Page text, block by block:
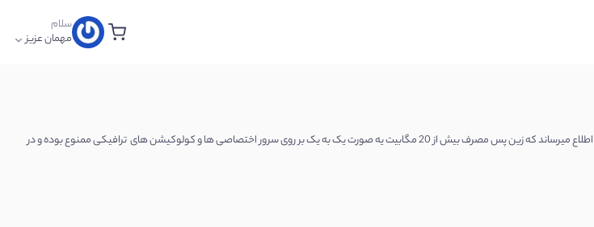
سلام
مهمان عزیز
با توجه به الحاقیه رسپینا در خصوص نحوه محاسبه پهنای باند به اطلاع میرساند که زین پس مصرف بیش از 20 مگابیت یه صورت یک به یک بر روی سرور اختصاصی ها و کولوکیشن های ترافیکی ممنوع بوده و در